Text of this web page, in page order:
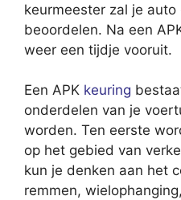
keurmeester zal je
beoordelen. Na een
weer een tijdje vooruit.
Een APK keuring
onderdelen van je
worden. Ten eerste
op het gebied van
kun je denken aan het
remmen,